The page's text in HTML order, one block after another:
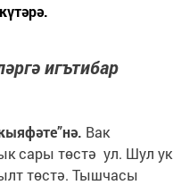
игътибар
Вак
сары төстә ул. Шул ук
төстә. Тышчасы